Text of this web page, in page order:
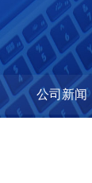
选哪儿网 政策
公司新闻